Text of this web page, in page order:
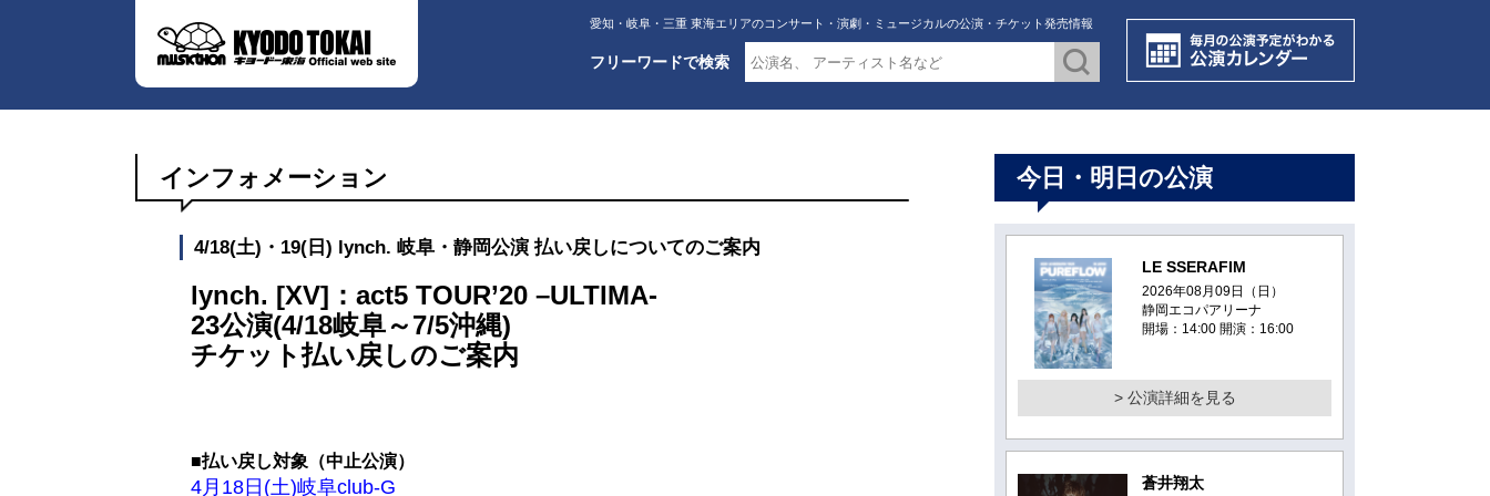
愛知・岐阜・三重 東海エリアのコンサート・演劇・ミュージカルの公演・チケット発売情報
フリーワードで検索
インフォメーション
4/18(土)・19(日) lynch. 岐阜・静岡公演 払い戻しについてのご案内
lynch. [XV]：act5 TOUR’20 –ULTIMA-
23公演(4/18岐阜～7/5沖縄)
チケット払い戻しのご案内
■払い戻し対象（中止公演）
4月18日(土)岐阜club-G
今日・明日の公演
LE SSERAFIM
2026年08月09日（日）
静岡エコパアリーナ
開場：14:00 開演：16:00
> 公演詳細を見る
蒼井翔太